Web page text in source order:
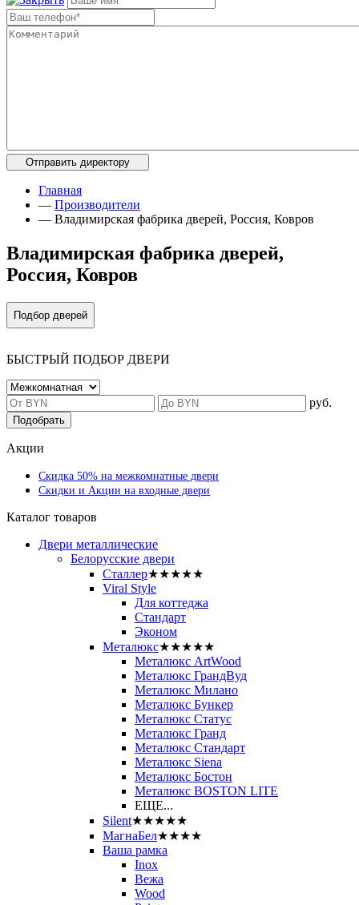
Главная
— Производители
— Владимирская фабрика дверей, Россия, Ковров
Владимирская фабрика дверей,
Россия, Ковров
Подбор дверей
БЫСТРЫЙ ПОДБОР ДВЕРИ
руб.
Подобрать
Акции
Скидка 50% на межкомнатные двери
Скидки и Акции на входные двери
Каталог товаров
Двери металлические
Белорусские двери
Сталлер★★★★★
Viral Style
Для коттеджа
Стандарт
Эконом
Металюкс★★★★★
Металюкс ArtWood
Металюкс ГрандВуд
Металюкс Милано
Металюкс Бункер
Металюкс Статус
Металюкс Гранд
Металюкс Стандарт
Металюкс Siena
Металюкс Бостон
Металюкс BOSTON LITE
ЕЩЕ...
Silent★★★★★
МагнаБел★★★★
Ваша рамка
Inox
Вежа
Wood